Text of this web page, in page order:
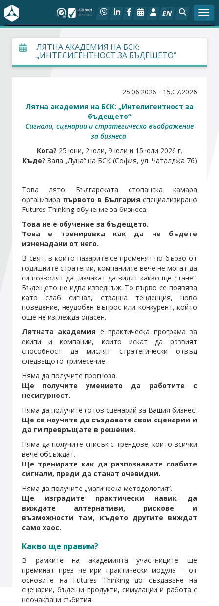
EN
За БСК
На фокус
Проекти
Стани член
Абонирайте се!
ЛЯТНА АКАДЕМИЯ НА БСК:
„ИНТЕЛИГЕНТНОСТ ЗА БЪДЕЩЕТО“
25.06.2026 - 15.07.2026
Лятна академия на БСК: „Интелигентност за
бъдещето“
Сигнали, сценарии и стратегическо въображение
за бизнеса
Кога? 25 юни, 2 юли, 9 юли и 15 юли 2026 г.
Къде? Зала „Луна“ на БСК (София, ул. Чаталджа 76)
Това лято Българската стопанска камара
организира първото в България специализирано
Futures Thinking обучение за бизнеса.
Това не е обучение за бъдещето.
Това е тренировка как да не бъдете
изненадани от него.
В свят, в който пазарите се променят по-бързо от
годишните стратегии, компаниите вече не могат да
си позволят да „изчакат да видят какво ще стане“.
Бъдещето не идва изведнъж. То първо се появява
като слаб сигнал, странна тенденция, ново
поведение, неудобен въпрос или конкурент, който
още не изглежда опасен.
Лятната академия е практическа програма за
екипи и компании, които искат да развият
способност да мислят стратегически отвъд
следващото тримесечие.
Няма да получите прогноза.
Ще получите умението да работите с
несигурност.
Няма да получите готов сценарий за Вашия бизнес.
Ще се научите да създавате свои сценарии и
да ги превръщате в решения.
Няма да получите списък с трендове, които всички
вече обсъждат.
Ще тренирате как да разпознавате слабите
сигнали, преди да станат очевидни.
Няма да получите „магическа методология“.
Ще изградите практически навик да
виждате алтернативи, рискове и
възможности там, където другите виждат
само хаос.
Какво ще правим?
В рамките на академията участниците ще
преминат през четири практически модула – от
основите на Futures Thinking до създаване на
сценарии, бъдещи продукти, симулации и работа с
неочаквани събития.